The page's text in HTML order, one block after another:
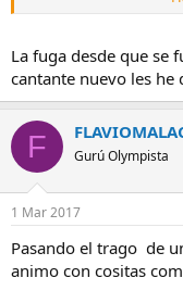
en Motauros
http://
festival-tordesillas-
La fuga desde que se
cantante nuevo les he
F Gurú Olympista
1 Mar 2017
Pasando el trago de
animo con cositas